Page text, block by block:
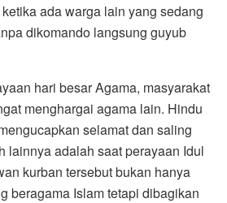
ada warga lain yang sedang
dikomando langsung guyub
hari besar Agama, masyarakat
menghargai agama lain. Hindu
selamat dan saling
lainnya adalah saat perayaan Idul
kurban tersebut bukan hanya
beragama Islam tetapi dibagikan